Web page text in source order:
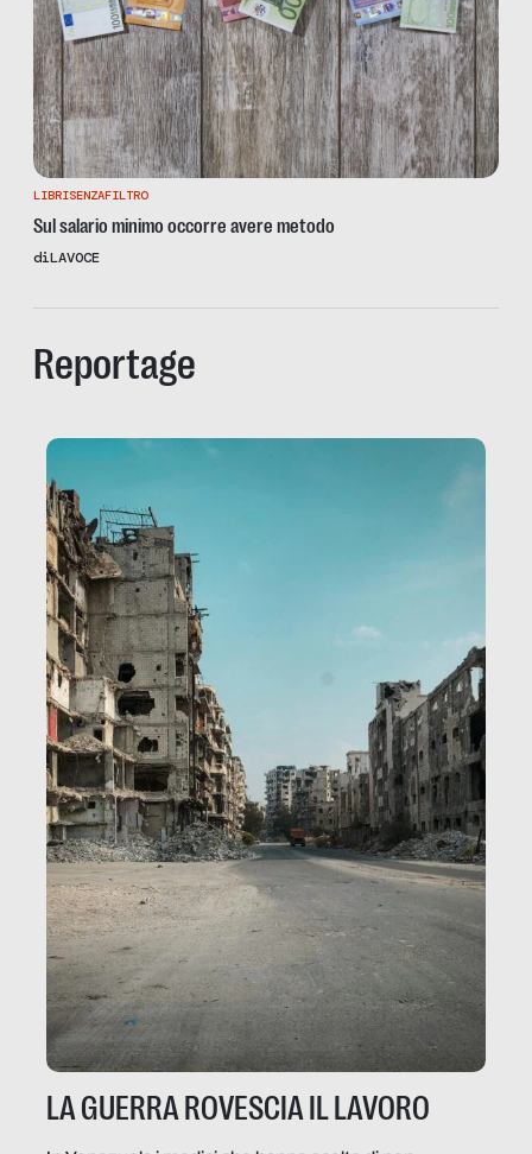
LIBRISENZAFILTRO
Sul salario minimo occorre avere metodo
diLAVOCE
Reportage
LA GUERRA ROVESCIA IL LAVORO